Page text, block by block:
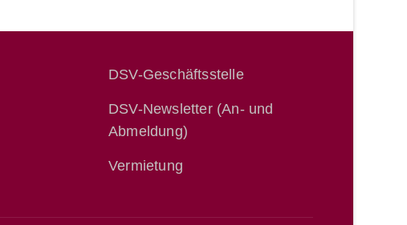
DSV-Geschäftsstelle
DSV-Newsletter (An- und
Abmeldung)
Vermietung